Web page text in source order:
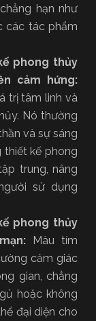
hạn như
các tác phẩm
phong thủy
cảm hứng:
trị tâm linh và
Nó thường
và sự sáng
thiết kế phong
trung, nâng
sử dụng
phong thủy
Màu tím
cảm giác
gian, chẳng
hoặc không
đại diện cho